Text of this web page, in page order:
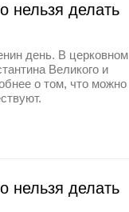
нельзя делать
день. В церковном
Великого и
о том, что можно
нельзя делать